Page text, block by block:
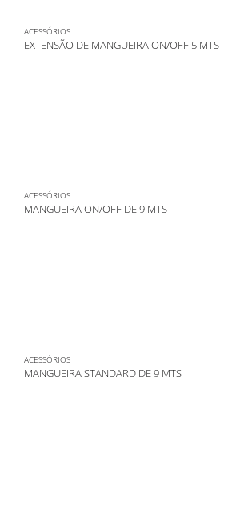
ACESSÓRIOS
EXTENSÃO DE MANGUEIRA ON/OFF 5 MTS
ACESSÓRIOS
MANGUEIRA ON/OFF DE 9 MTS
ACESSÓRIOS
MANGUEIRA STANDARD DE 9 MTS